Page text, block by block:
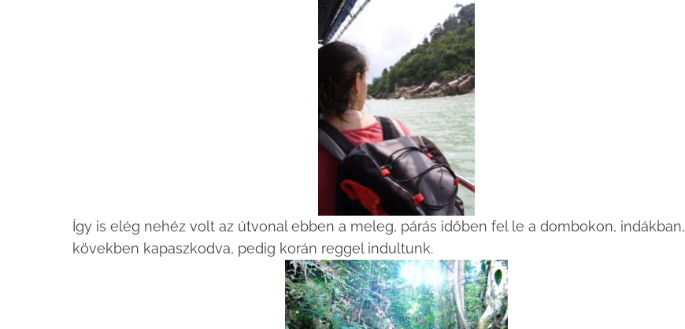
Így is elég nehéz volt az útvonal ebben a meleg, párás időben fel le a dombokon, indákban,
kövekben kapaszkodva, pedig korán reggel indultunk.